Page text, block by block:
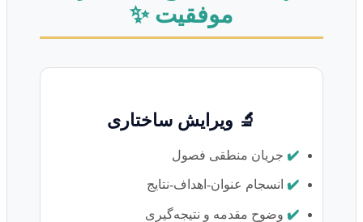
موفقیت ✨
🔬 ویرایش ساختاری
✔️جریان منطقی فصول
✔️انسجام عنوان-اهداف-نتایج
✔️وضوح مقدمه و نتیجه‌گیری